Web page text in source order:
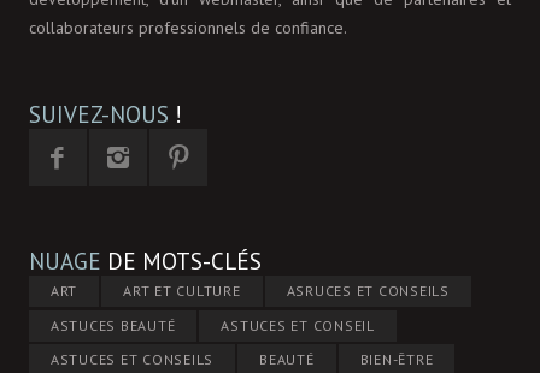
collaborateurs professionnels de confiance.
SUIVEZ-NOUS !
NUAGE DE MOTS-CLÉS
ART ART ET CULTURE
ASRUCES ET CONSEILS
ASTUCES BEAUTÉ
ASTUCES ET CONSEIL
ASTUCES ET CONSEILS
BEAUTÉ
BIEN-ÊTRE